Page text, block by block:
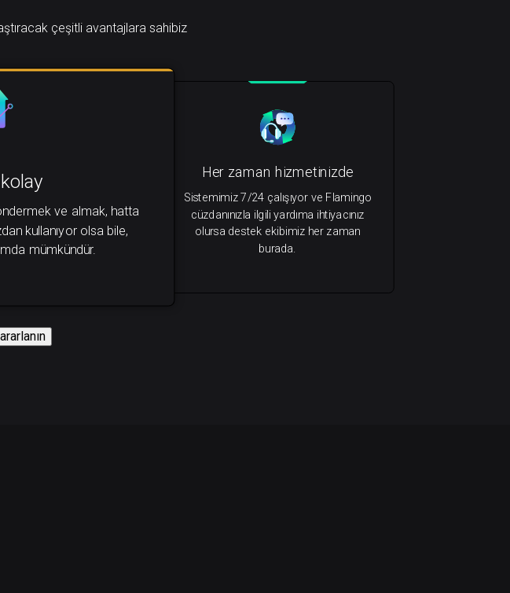
çeşitli avantajlara sahibiz
ve almak, hatta
kullanıyor olsa bile,
mümkündür.
Her zaman hizmetinizde
Sistemimiz 7/24 çalışıyor ve Flamingo
cüzdanınızla ilgili yardıma ihtiyacınız
olursa destek ekibimiz her zaman
burada.